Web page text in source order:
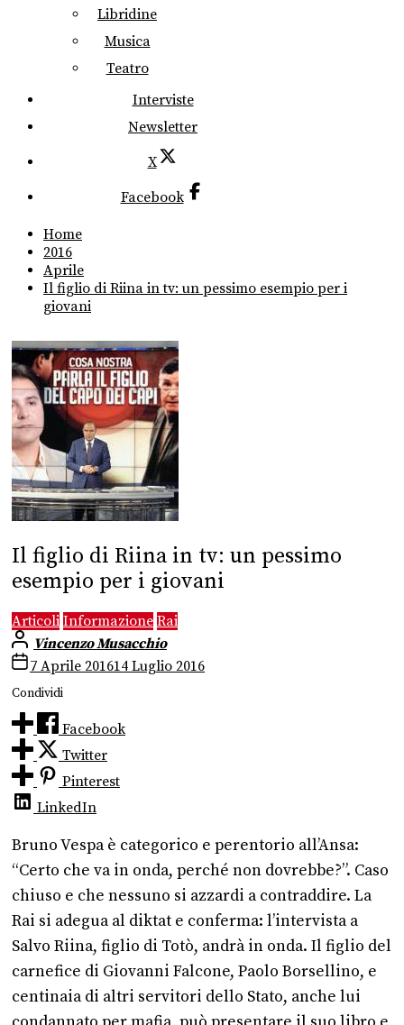
Libridine
Musica
Teatro
Interviste
Newsletter
X
Facebook
Home
2016
Aprile
Il figlio di Riina in tv: un pessimo esempio per i
giovani
Il figlio di Riina in tv: un pessimo
esempio per i giovani
Articoli Informazione Rai
Vincenzo Musacchio
7 Aprile 201614 Luglio 2016
Condividi
Facebook
Twitter
Pinterest
LinkedIn
Bruno Vespa è categorico e perentorio all’Ansa:
“Certo che va in onda, perché non dovrebbe?”. Caso
chiuso e che nessuno si azzardi a contraddire. La
Rai si adegua al diktat e conferma: l’intervista a
Salvo Riina, figlio di Totò, andrà in onda. Il figlio del
carnefice di Giovanni Falcone, Paolo Borsellino, e
centinaia di altri servitori dello Stato, anche lui